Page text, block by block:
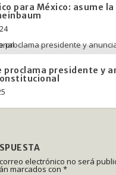
para México: asume
proclama presidente y
electrónico no será
marcados con*